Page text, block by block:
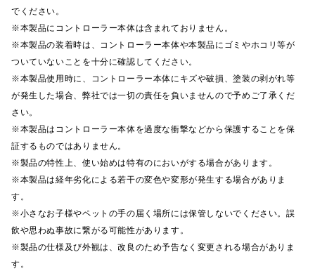
でください。
※本製品にコントローラー本体は含まれておりません。
※本製品の装着時は、コントローラー本体や本製品にゴミやホコリ等が
ついていないことを十分に確認してください。
※本製品使用時に、コントローラー本体にキズや破損、塗装の剥がれ等
が発生した場合、弊社では一切の責任を負いませんので予めご了承くだ
さい。
※本製品はコントローラー本体を過度な衝撃などから保護することを保
証するものではありません。
※製品の特性上、使い始めは特有のにおいがする場合があります。
※本製品は経年劣化による若干の変色や変形が発生する場合がありま
す。
※小さなお子様やペットの手の届く場所には保管しないでください。誤
飲や思わぬ事故に繋がる可能性があります。
※製品の仕様及び外観は、改良のため予告なく変更される場合がありま
す。